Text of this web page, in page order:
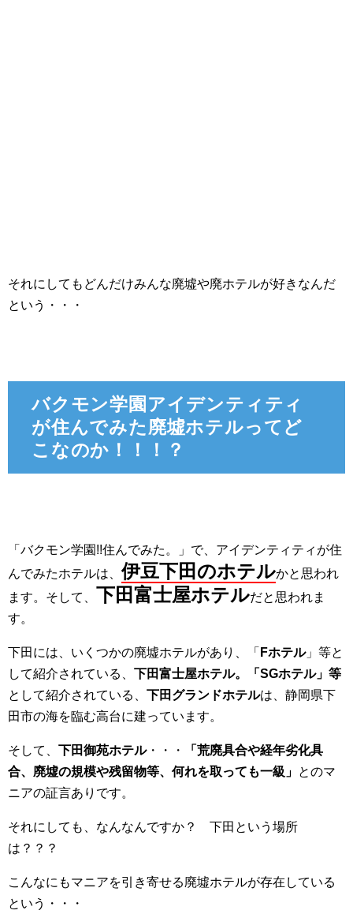
それにしてもどんだけみんな廃墟や廃ホテルが好きなんだ
という・・・
バクモン学園アイデンティティ
が住んでみた廃墟ホテルってど
こなのか！！！？
「バクモン学園!!住んでみた。」で、アイデンティティが住
んでみたホテルは、伊豆下田のホテルかと思われ
ます。そして、 下田富士屋ホテルだと思われま
す。
下田には、いくつかの廃墟ホテルがあり、「 Fホテル」等と
して紹介されている、 下田富士屋ホテル。「SGホテル」等
として紹介されている、 下田グランドホテルは、静岡県下
田市の海を臨む高台に建っています。
そして、 下田御苑ホテル・・・
「荒廃具合や経年劣化具
合、廃墟の規模や残留物等、何れを取っても一級」 とのマ
ニアの証言ありです。
それにしても、なんなんですか？ 下田という場所
は？？？
こんなにもマニアを引き寄せる廃墟ホテルが存在している
という・・・